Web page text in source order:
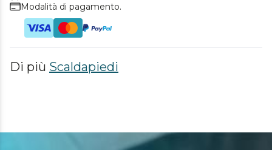
Modalità di pagamento.
Di più Scaldapiedi